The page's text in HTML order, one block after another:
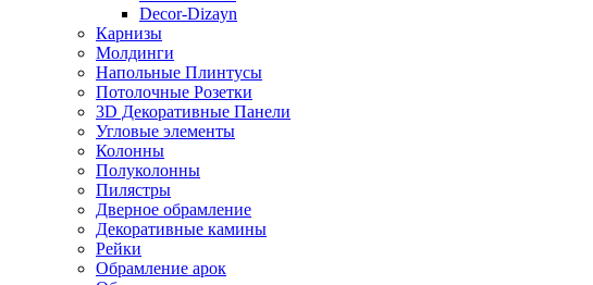
Decor-Dizayn
Карнизы
Молдинги
Напольные Плинтусы
Потолочные Розетки
3D Декоративные Панели
Угловые элементы
Колонны
Полуколонны
Пилястры
Дверное обрамление
Декоративные камины
Рейки
Обрамление арок